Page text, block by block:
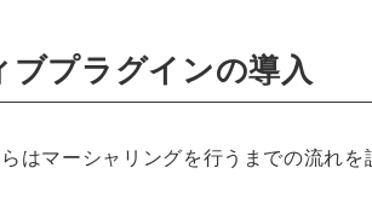
ブプラグインの導入
はマーシャリングを行うまでの流れを